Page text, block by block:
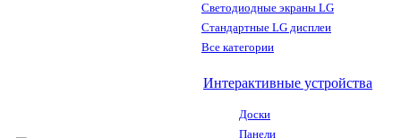
Светодиодные экраны LG
Стандартные LG дисплеи
Все категории
Интерактивные устройства
Доски
Панели